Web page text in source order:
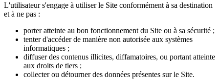
L'utilisateur s'engage à utiliser le Site conformément à sa destination
et à ne pas :
porter atteinte au bon fonctionnement du Site ou à sa sécurité ;
tenter d'accéder de manière non autorisée aux systèmes
informatiques ;
diffuser des contenus illicites, diffamatoires, ou portant atteinte
aux droits de tiers ;
collecter ou détourner des données présentes sur le Site.